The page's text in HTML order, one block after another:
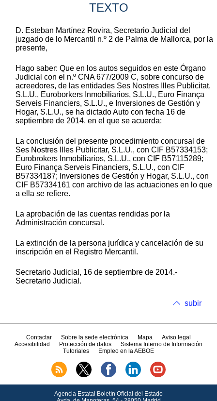
TEXTO
D. Esteban Martínez Rovira, Secretario Judicial del
juzgado de lo Mercantil n.º 2 de Palma de Mallorca, por la
presente,
Hago saber: Que en los autos seguidos en este Órgano
Judicial con el n.º CNA 677/2009 C, sobre concurso de
acreedores, de las entidades Ses Nostres Illes Publicitat,
S.L.U., Euroborkers Inmobiliarios, S.L.U., Euro Finança
Serveis Financiers, S.L.U., e Inversiones de Gestión y
Hogar, S.L.U., se ha dictado Auto con fecha 16 de
septiembre de 2014, en el que se acuerda:
La conclusión del presente procedimiento concursal de
Ses Nostres Illes Publicitar, S.L.U., con CIF B57334153;
Eurobrokers Inmobiliarios, S.L.U., con CIF B57115289;
Euro Finança Serveis Financiers, S.L.U., con CIF
B57334187; Inversiones de Gestión y Hogar, S.L.U., con
CIF B57334161 con archivo de las actuaciones en lo que
a ella se refiere.
La aprobación de las cuentas rendidas por la
Administración concursal.
La extinción de la persona jurídica y cancelación de su
inscripción en el Registro Mercantil.
Secretario Judicial, 16 de septiembre de 2014.-
Secretario Judicial.
subir
Contactar Sobre la sede electrónica Mapa
Aviso legal
Accesibilidad
Protección de datos
Sistema Interno de Información
Tutoriales
Empleo en la AEBOE
Agencia Estatal Boletín Oficial del Estado